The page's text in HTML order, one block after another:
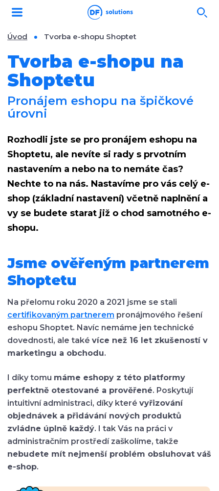
Úvod Tvorba e-shopu Shoptet
Tvorba e-shopu na
Shoptetu
Pronájem eshopu na špičkové
úrovni
Rozhodli jste se pro pronájem eshopu na
Shoptetu, ale nevíte si rady s prvotním
nastavením a nebo na to nemáte čas?
Nechte to na nás. Nastavíme pro vás celý e-
shop (základní nastavení) včetně naplněnía
vy se budete starat již o chod samotného e-
shopu.
Jsme ověřeným partnerem
Shoptetu
Na přelomu roku 2020 a 2021 jsme se stali
certifikovaným partnerem pronájmového řešení
eshopu Shoptet. Navíc nemáme jen technické
dovednosti, ale také více než 16 let zkušeností v
marketingu a obchodu.
I díky tomu máme eshopy z této platformy
perfektně otestované a prověřené. Poskytují
intuitivní administraci, díky které vyřizování
objednávek a přidávání nových produktů
zvládne úplně každý. I tak Vás na práci v
administračním prostředí zaškolíme, takže
nebudete mít nejmenší problém obsluhovat váš
e-shop.